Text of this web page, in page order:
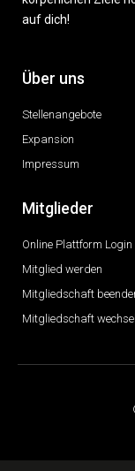
auf dich!
Über uns
Stellenangebote
Expansion
Impressum
Mitglieder
Online Plattform Login
Mitglied werden
Mitgliedschaft
Mitgliedschaft